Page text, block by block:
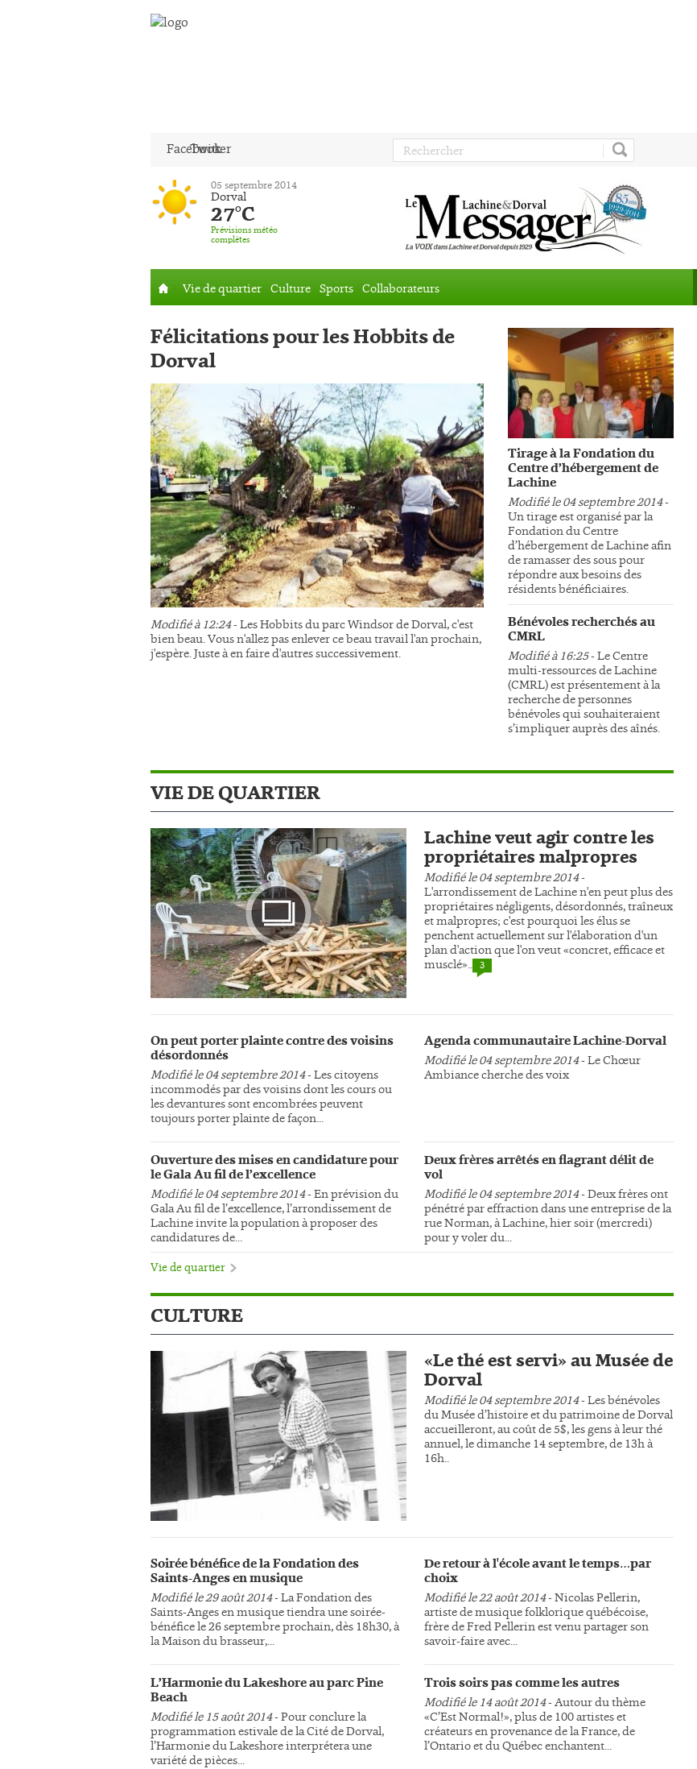
Facebook
Twitter
05 septembre 2014
Dorval
27°C
Prévisions météo
complètes
Vie de quartier Culture Sports Collaborateurs
Félicitations pour les Hobbits de
Dorval
Modifié à 12:24- Les Hobbits du parc Windsor de Dorval, c'est
bien beau. Vous n'allez pas enlever ce beau travail l'an prochain,
j'espère. Juste à en faire d'autres successivement.
Tirage à la Fondation du
Centre d’hébergement de
Lachine
Modifié le 04 septembre 2014-
Un tirage est organisé par la
Fondation du Centre
d’hébergement de Lachine afin
de ramasser des sous pour
répondre aux besoins des
résidents bénéficiaires.
Bénévoles recherchés au
CMRL
Modifié à 16:25- Le Centre
multi-ressources de Lachine
(CMRL) est présentement à la
recherche de personnes
bénévoles qui souhaiteraient
s’impliquer auprès des aînés.
VIE DE QUARTIER
Lachine veut agir contre les
propriétaires malpropres
Modifié le 04 septembre 2014-
L'arrondissement de Lachine n'en peut plus des
propriétaires négligents, désordonnés, traîneux
et malpropres; c'est pourquoi les élus se
penchent actuellement sur l'élaboration d'un
plan d'action que l'on veut «concret, efficace et
musclé».. 3
Photo
On peut porter plainte contre des voisins
désordonnés
Modifié le 04 septembre 2014- Les citoyens
incommodés par des voisins dont les cours ou
les devantures sont encombrées peuvent
toujours porter plainte de façon...
Ouverture des mises en candidature pour
le Gala Au fil de l’excellence
Modifié le 04 septembre 2014- En prévision du
Gala Au fil de l’excellence, l’arrondissement de
Lachine invite la population à proposer des
candidatures de...
Agenda communautaire Lachine-Dorval
Modifié le 04 septembre 2014- Le Chœur
Ambiance cherche des voix
Deux frères arrêtés en flagrant délit de
vol
Modifié le 04 septembre 2014- Deux frères ont
pénétré par effraction dans une entreprise de la
rue Norman, à Lachine, hier soir (mercredi)
pour y voler du...
Vie de quartier
CULTURE
«Le thé est servi» au Musée de
Dorval
Modifié le 04 septembre 2014- Les bénévoles
du Musée d’histoire et du patrimoine de Dorval
accueilleront, au coût de 5$, les gens à leur thé
annuel, le dimanche 14 septembre, de 13h à
16h..
Soirée bénéfice de la Fondation des
Saints-Anges en musique
Modifié le 29 août 2014- La Fondation des
Saints-Anges en musique tiendra une soirée-
bénéfice le 26 septembre prochain, dès 18h30, à
la Maison du brasseur,...
L’Harmonie du Lakeshore au parc Pine
Beach
Modifié le 15 août 2014- Pour conclure la
programmation estivale de la Cité de Dorval,
l’Harmonie du Lakeshore interprétera une
variété de pièces...
De retour à l'école avant le temps…par
choix
Modifié le 22 août 2014- Nicolas Pellerin,
artiste de musique folklorique québécoise,
frère de Fred Pellerin est venu partager son
savoir-faire avec...
Trois soirs pas comme les autres
Modifié le 14 août 2014- Autour du thème
«C’Est Normal!», plus de 100 artistes et
créateurs en provenance de la France, de
l’Ontario et du Québec enchantent...